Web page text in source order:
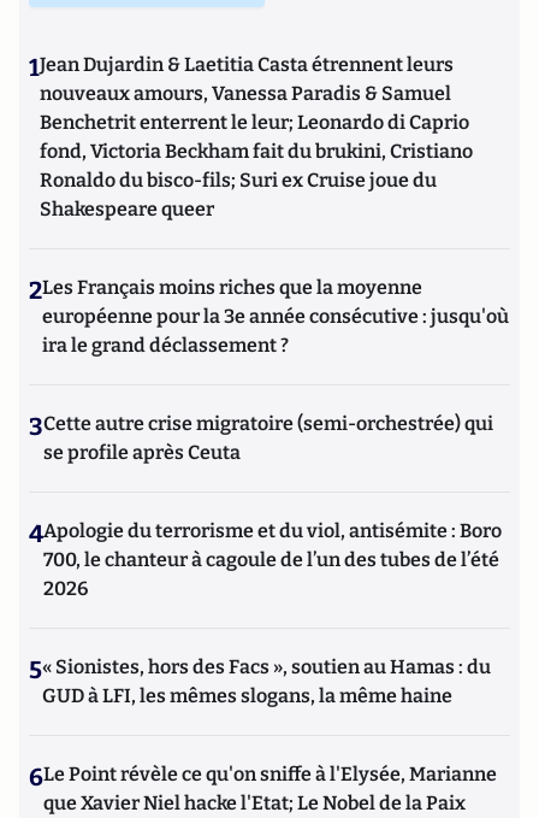
1Jean Dujardin & Laetitia Casta étrennent leurs
nouveaux amours, Vanessa Paradis & Samuel
Benchetrit enterrent le leur; Leonardo di Caprio
fond, Victoria Beckham fait du brukini, Cristiano
Ronaldo du bisco-fils; Suri ex Cruise joue du
Shakespeare queer
2Les Français moins riches que la moyenne
européenne pour la 3e année consécutive : jusqu'où
ira le grand déclassement ?
3Cette autre crise migratoire (semi-orchestrée) qui
se profile après Ceuta
4Apologie du terrorisme et du viol, antisémite : Boro
700, le chanteur à cagoule de l’un des tubes de l’été
2026
5« Sionistes, hors des Facs », soutien au Hamas : du
GUD à LFI, les mêmes slogans, la même haine
6Le Point révèle ce qu'on sniffe à l'Elysée, Marianne
que Xavier Niel hacke l'Etat; Le Nobel de la Paix